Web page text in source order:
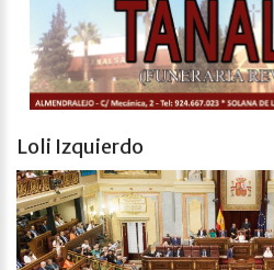
Loli Izquierdo